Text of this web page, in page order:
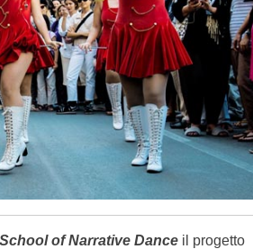
of Narrative Dance il progetto